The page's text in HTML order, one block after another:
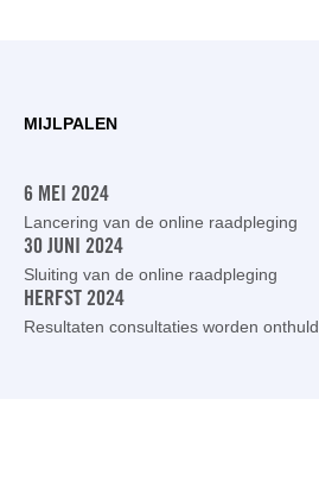
MIJLPALEN
6 MEI 2024
Lancering van de online raadpleging
30 JUNI 2024
Sluiting van de online raadpleging
HERFST 2024
Resultaten consultaties worden onthuld